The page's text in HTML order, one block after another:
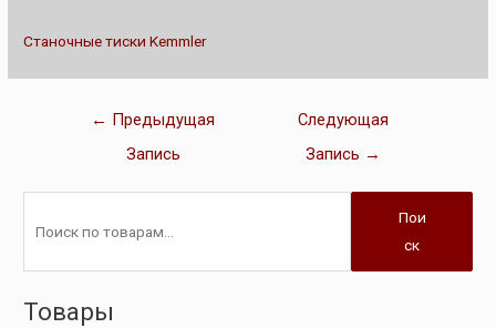
Станочные тиски Kemmler
← Предыдущая
Запись
Следующая
Запись →
Пои
ск
Товары